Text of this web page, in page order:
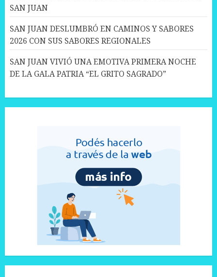
SAN JUAN
SAN JUAN DESLUMBRÓ EN CAMINOS Y SABORES
2026 CON SUS SABORES REGIONALES
SAN JUAN VIVIÓ UNA EMOTIVA PRIMERA NOCHE
DE LA GALA PATRIA “EL GRITO SAGRADO”